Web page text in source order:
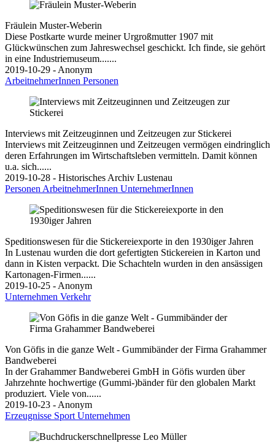
Fräulein Muster-Weberin
Diese Postkarte wurde meiner Urgroßmutter 1907 mit
Glückwünschen zum Jahreswechsel geschickt. Ich finde, sie gehört
in eine Industriemuseum.......
2019-10-29 - Anonym
ArbeitnehmerInnen Personen
Interviews mit Zeitzeuginnen und Zeitzeugen zur Stickerei
Interviews mit Zeitzeuginnen und Zeitzeugen vermögen eindringlich
deren Erfahrungen im Wirtschaftsleben vermitteln. Damit können
u.a. sich......
2019-10-28 - Historisches Archiv Lustenau
Personen ArbeitnehmerInnen UnternehmerInnen
Speditionswesen für die Stickereiexporte in den 1930iger Jahren
In Lustenau wurden die dort gefertigten Stickereien in Karton und
dann in Kisten verpackt. Die Schachteln wurden in den ansässigen
Kartonagen-Firmen......
2019-10-25 - Anonym
Unternehmen Verkehr
Von Göfis in die ganze Welt - Gummibänder der Firma Grahammer
Bandweberei
In der Grahammer Bandweberei GmbH in Göfis wurden über
Jahrzehnte hochwertige (Gummi-)bänder für den globalen Markt
produziert. Viele von......
2019-10-23 - Anonym
Erzeugnisse Sport Unternehmen